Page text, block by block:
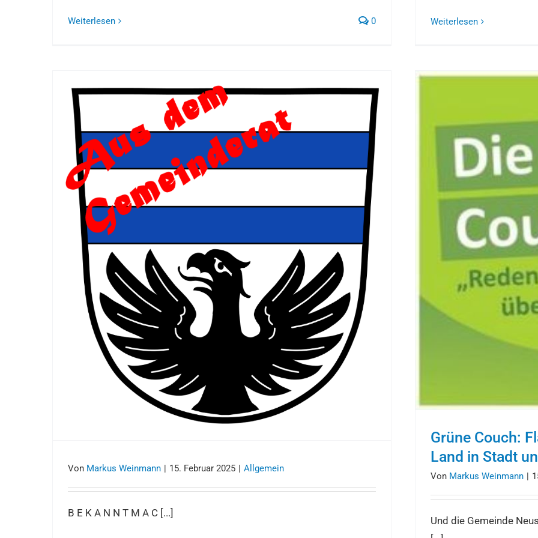
Weiterlesen 0 Weiterlesen
Von Markus Weinmann | 15. Februar 2025 | Allgemein
B E K A N N T M A C [...]
Grüne Couch:
Land in Stadt
Von Markus Weinmann |
Und die Gemeinde